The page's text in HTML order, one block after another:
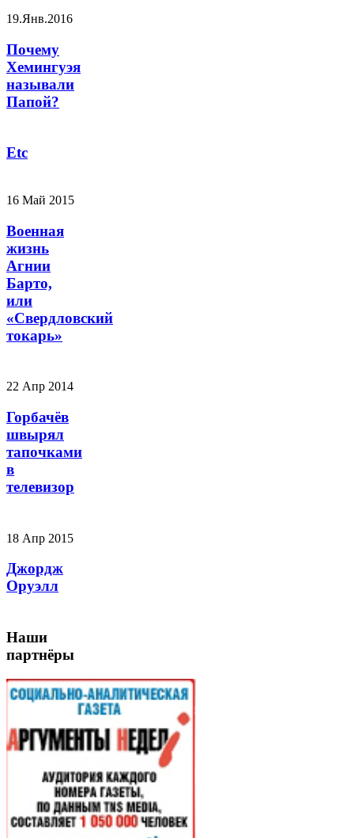
19.Янв.2016
Почему
Хемингуэя
называли
Папой?
Etc
16 Май 2015
Военная
жизнь
Агнии
Барто,
или
«Свердловский
токарь»
22 Апр 2014
Горбачёв
швырял
тапочками
в
телевизор
18 Апр 2015
Джордж
Оруэлл
Наши
партнёры